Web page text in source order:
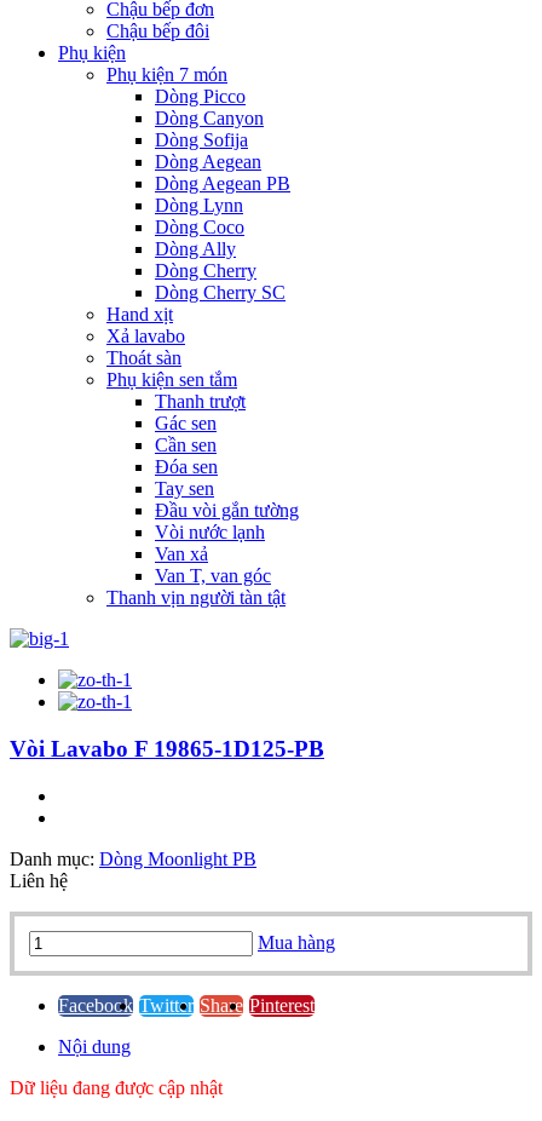
Chậu bếp đơn
Chậu bếp đôi
Phụ kiện
Phụ kiện 7 món
Dòng Picco
Dòng Canyon
Dòng Sofija
Dòng Aegean
Dòng Aegean PB
Dòng Lynn
Dòng Coco
Dòng Ally
Dòng Cherry
Dòng Cherry SC
Hand xịt
Xả lavabo
Thoát sàn
Phụ kiện sen tắm
Thanh trượt
Gác sen
Cần sen
Đóa sen
Tay sen
Đầu vòi gắn tường
Vòi nước lạnh
Van xả
Van T, van góc
Thanh vịn người tàn tật
Vòi Lavabo F 19865-1D125-PB
Danh mục: Dòng Moonlight PB
Liên hệ
Vòi
Lavabo
19865-
PB
Mua hàng
Facebook Twitter Share Pinterest
Nội dung
Dữ liệu đang được cập nhật